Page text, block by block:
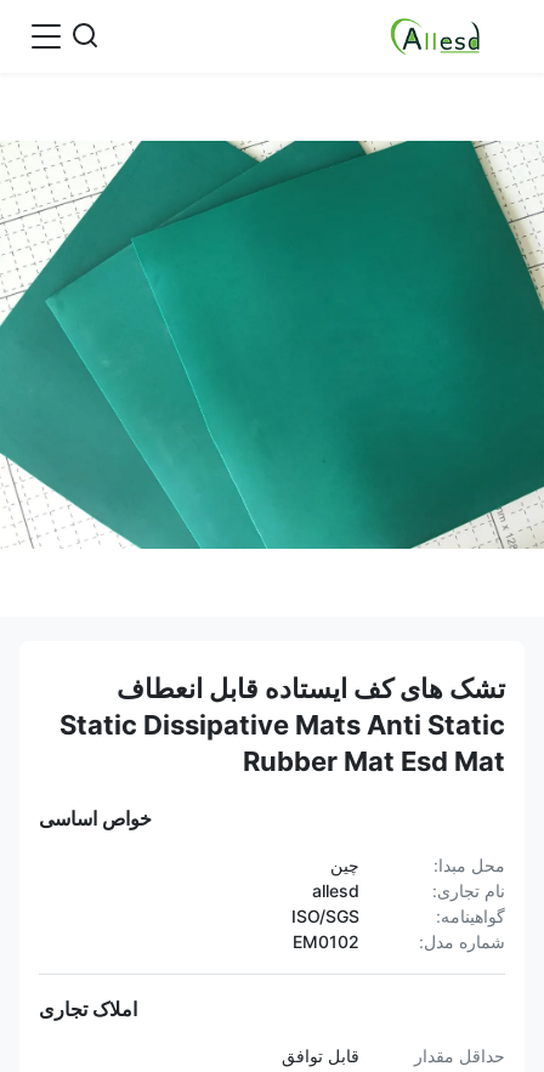
تشک های کف ایستاده قابل انعطاف
Static Dissipative Mats Anti Static
Rubber Mat Esd Mat
خواص اساسی
محل مبدا:
چین
نام تجاری:
allesd
گواهینامه:
ISO/SGS
شماره مدل:
EM0102
املاک تجاری
حداقل مقدار
قابل توافق